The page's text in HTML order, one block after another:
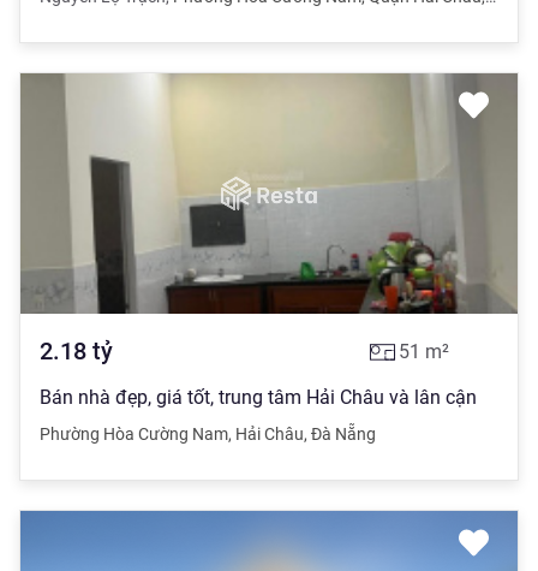
2.18 tỷ 51 m²
Bán nhà đẹp, giá tốt, trung tâm Hải Châu và lân cận
Phường Hòa Cường Nam, Hải Châu, Đà Nẵng